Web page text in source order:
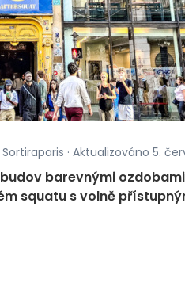
· Aktualizováno 5.
barevnými
squatu s volně